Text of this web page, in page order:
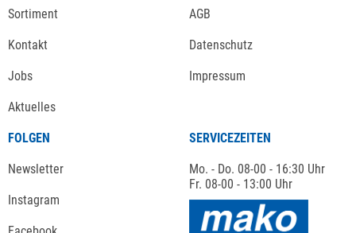
Sortiment
Kontakt
Jobs
Aktuelles
AGB
Datenschutz
Impressum
FOLGEN
Newsletter
Instagram
SERVICEZEITEN
Mo. - Do. 08-00 - 16:30 Uhr
Fr. 08-00 - 13:00 Uhr